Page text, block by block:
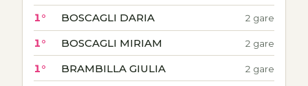
1° BOSCAGLI DARIA 2 gare
1° BOSCAGLI MIRIAM 2 gare
1° BRAMBILLA GIULIA 2 gare